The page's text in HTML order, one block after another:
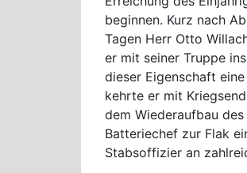
beginnen. Kurz nach
Tagen Herr Otto
er mit seiner Truppe
dieser Eigenschaft
kehrte er mit
dem Wiederaufbau
Batteriechef zur Flak
Stabsoffizier an